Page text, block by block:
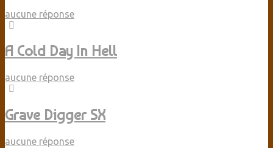
aucune réponse
A Cold Day In Hell
aucune réponse
Grave Digger SX
aucune réponse